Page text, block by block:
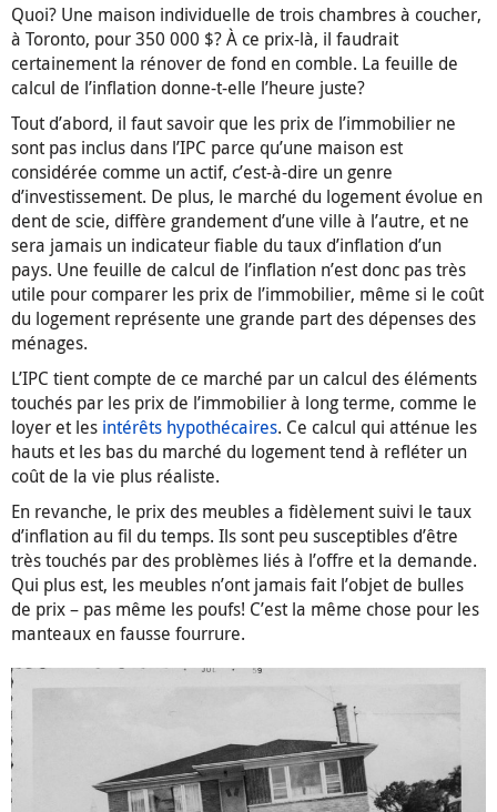
Quoi? Une maison individuelle de trois chambres à coucher,
à Toronto, pour 350 000 $? À ce prix-là, il faudrait
certainement la rénover de fond en comble. La feuille de
calcul de l’inflation donne-t-elle l’heure juste?
Tout d’abord, il faut savoir que les prix de l’immobilier ne
sont pas inclus dans l’IPC parce qu’une maison est
considérée comme un actif, c’est-à-dire un genre
d’investissement. De plus, le marché du logement évolue en
dent de scie, diffère grandement d’une ville à l’autre, et ne
sera jamais un indicateur fiable du taux d’inflation d’un
pays. Une feuille de calcul de l’inflation n’est donc pas très
utile pour comparer les prix de l’immobilier, même si le coût
du logement représente une grande part des dépenses des
ménages.
L’IPC tient compte de ce marché par un calcul des éléments
touchés par les prix de l’immobilier à long terme, comme le
loyer et les intérêts hypothécaires. Ce calcul qui atténue les
hauts et les bas du marché du logement tend à refléter un
coût de la vie plus réaliste.
En revanche, le prix des meubles a fidèlement suivi le taux
d’inflation au fil du temps. Ils sont peu susceptibles d’être
très touchés par des problèmes liés à l’offre et la demande.
Qui plus est, les meubles n’ont jamais fait l’objet de bulles
de prix – pas même les poufs! C’est la même chose pour les
manteaux en fausse fourrure.